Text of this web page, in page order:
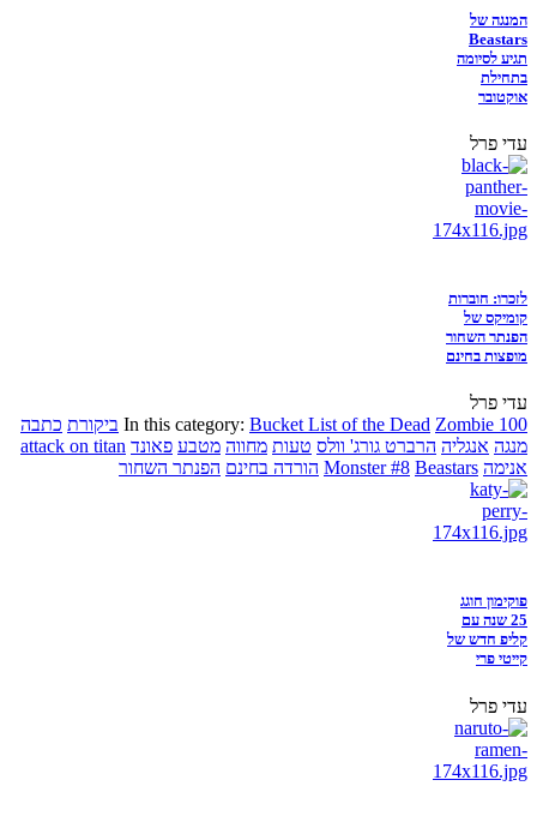
המנגה של
Beastars
תגיע לסיומה
בתחילת
אוקטובר
עדי פרל
לזכרו: חוברות
קומיקס של
הפנתר השחור
מופצות בחינם
עדי פרל
In this category: Bucket List of the Dead Zombie 100 ביקורת כתבה
מנגה אנגליה הרברט גורג' וולס טעות מחווה מטבע פאונד attack on titan
אנימה
Monster #8 Beastars הורדה בחינם הפנתר השחור
פוקימון חוגג
25 שנה עם
קליפ חדש של
קייטי פרי
עדי פרל